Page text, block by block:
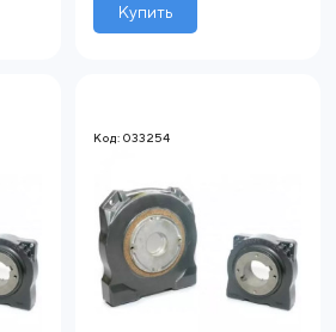
Купить
Код: 033254